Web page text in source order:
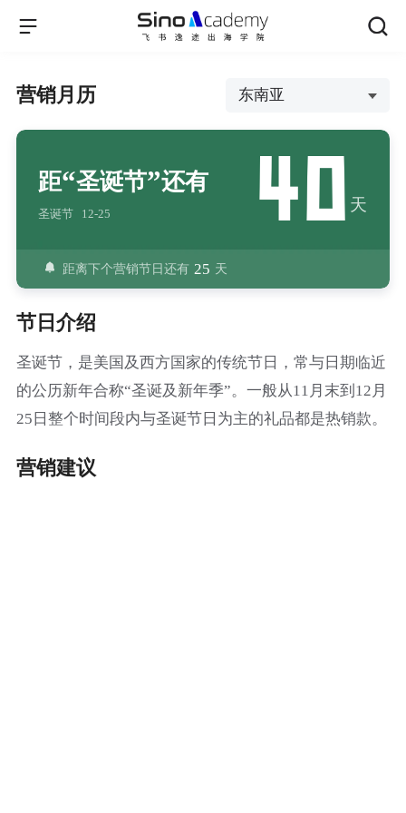
营销月历 东南亚
距 圣诞节 还有
圣诞节 12-25 天
距离下个营销节日还有 25 天
节日介绍
圣诞节，是美国及西方国家的传统节日，常与日期临近
的公历新年合称“圣诞及新年季”。一般从11月末到12月
25日整个时间段内与圣诞节日为主的礼品都是热销款。
营销建议